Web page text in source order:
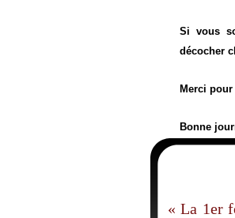
Si vous
décocher
Merci
Bonne
« La 1er